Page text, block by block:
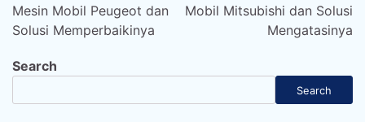
Mesin Mobil Peugeot dan
Solusi Memperbaikinya
Mobil Mitsubishi dan Solusi
Mengatasinya
Search
Search